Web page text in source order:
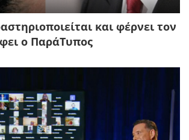
και φέρνει τον
ο ΠαράΤυπος